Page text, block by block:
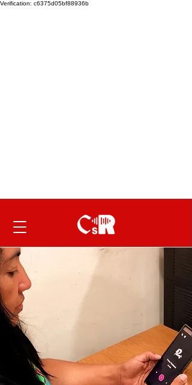
Verification: c6375d05bf88936b